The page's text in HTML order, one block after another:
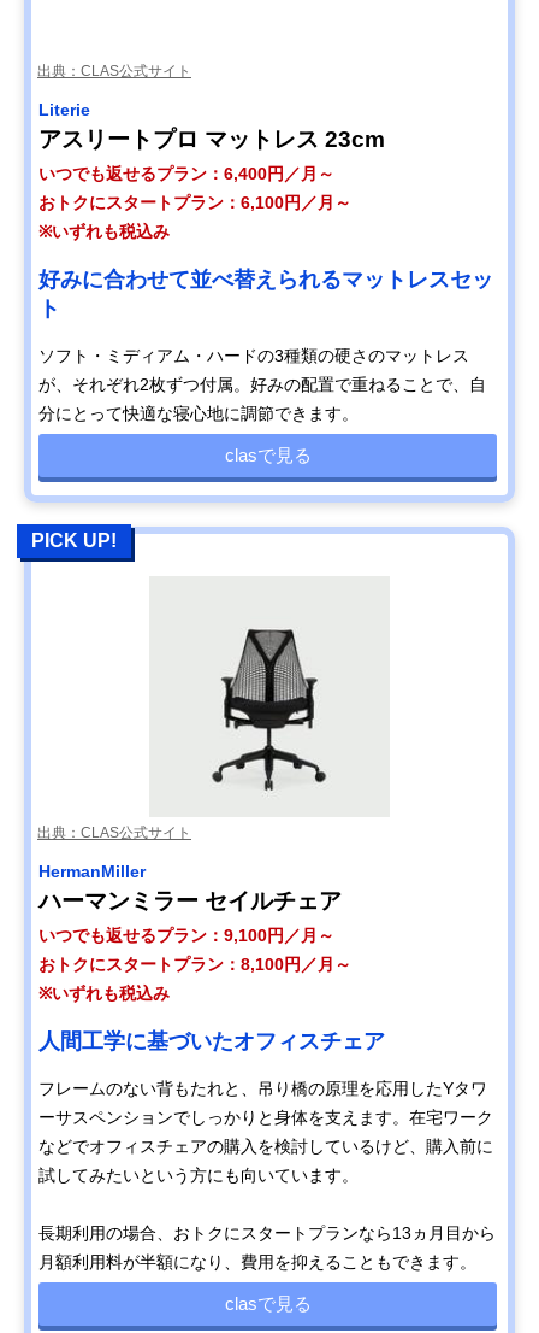
出典：CLAS公式サイト
Literie
アスリートプロ マットレス 23cm
いつでも返せるプラン：6,400円／月～
おトクにスタートプラン：6,100円／月～
※いずれも税込み
好みに合わせて並べ替えられるマットレスセッ
ト
ソフト・ミディアム・ハードの3種類の硬さのマットレス
が、それぞれ2枚ずつ付属。好みの配置で重ねることで、自
分にとって快適な寝心地に調節できます。
clasで見る
PICK UP!
出典：CLAS公式サイト
HermanMiller
ハーマンミラー セイルチェア
いつでも返せるプラン：9,100円／月～
おトクにスタートプラン：8,100円／月～
※いずれも税込み
人間工学に基づいたオフィスチェア
フレームのない背もたれと、吊り橋の原理を応用したYタワ
ーサスペンションでしっかりと身体を支えます。在宅ワーク
などでオフィスチェアの購入を検討しているけど、購入前に
試してみたいという方にも向いています。
長期利用の場合、おトクにスタートプランなら13ヵ月目から
月額利用料が半額になり、費用を抑えることもできます。
clasで見る